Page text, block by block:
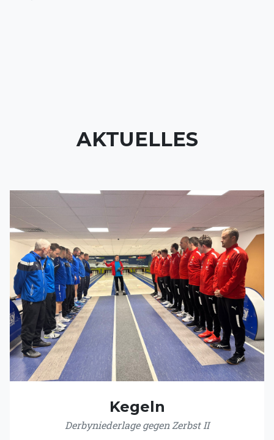
AKTUELLES
Kegeln
Derbyniederlage gegen Zerbst II